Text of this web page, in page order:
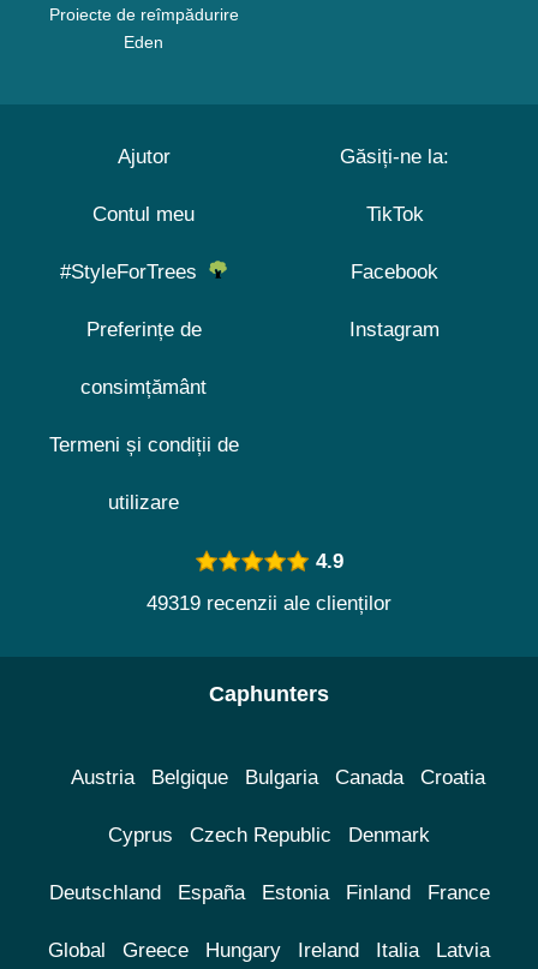
Proiecte de reîmpădurire
Eden
Ajutor
Contul meu
#StyleForTrees
Preferințe de
consimțământ
Termeni și condiții de
utilizare
Găsiți-ne la:
TikTok
Facebook
Instagram
4.9
49319 recenzii ale clienților
Caphunters
Austria Belgique Bulgaria Canada Croatia
Cyprus Czech Republic Denmark
Deutschland España Estonia Finland France
Global Greece Hungary Ireland Italia Latvia